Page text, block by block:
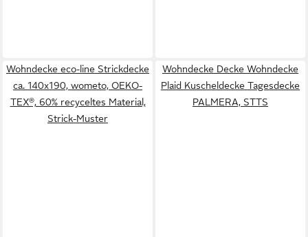
Wohndecke eco-line Strickdecke
ca. 140x190, wometo, OEKO-
TEX®, 60% recyceltes Material,
Strick-Muster
Wohndecke Decke Wohndecke
Plaid Kuscheldecke Tagesdecke
PALMERA, STTS